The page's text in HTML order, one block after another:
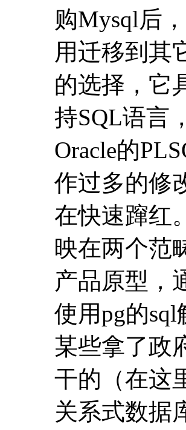
购Mysql后
用迁移到其
的选择，它
持SQL语言
Oracle的
作过多的修
在快速蹿红
映在两个范
产品原型，
使用pg的
某些拿了政
干的（在这
关系式数据